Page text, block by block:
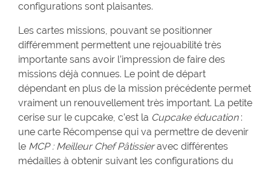
configurations sont plaisantes.
Les cartes missions, pouvant se positionner
différemment permettent une rejouabilité très
importante sans avoir l’impression de faire des
missions déjà connues. Le point de départ
dépendant en plus de la mission précédente permet
vraiment un renouvellement très important. La petite
cerise sur le cupcake, c’est la Cupcake éducation:
une carte Récompense qui va permettre de devenir
le MCP : Meilleur Chef Pâtissieravec différentes
médailles à obtenir suivant les configurations du